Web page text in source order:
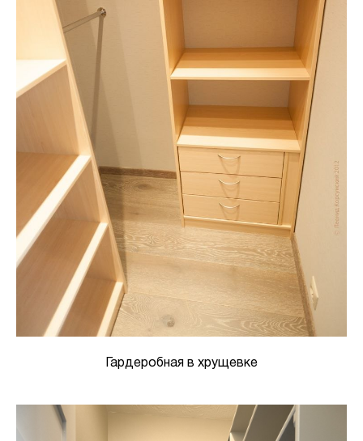
Гардеробная в хрущевке